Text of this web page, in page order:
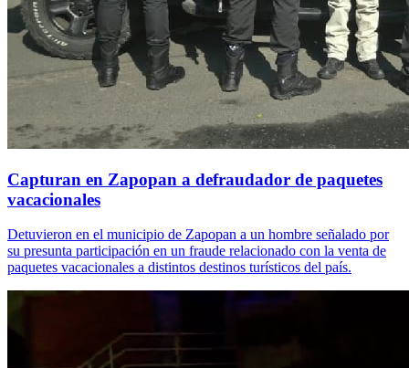
Capturan en Zapopan a defraudador de paquetes
vacacionales
Detuvieron en el municipio de Zapopan a un hombre señalado por
su presunta participación en un fraude relacionado con la venta de
paquetes vacacionales a distintos destinos turísticos del país.